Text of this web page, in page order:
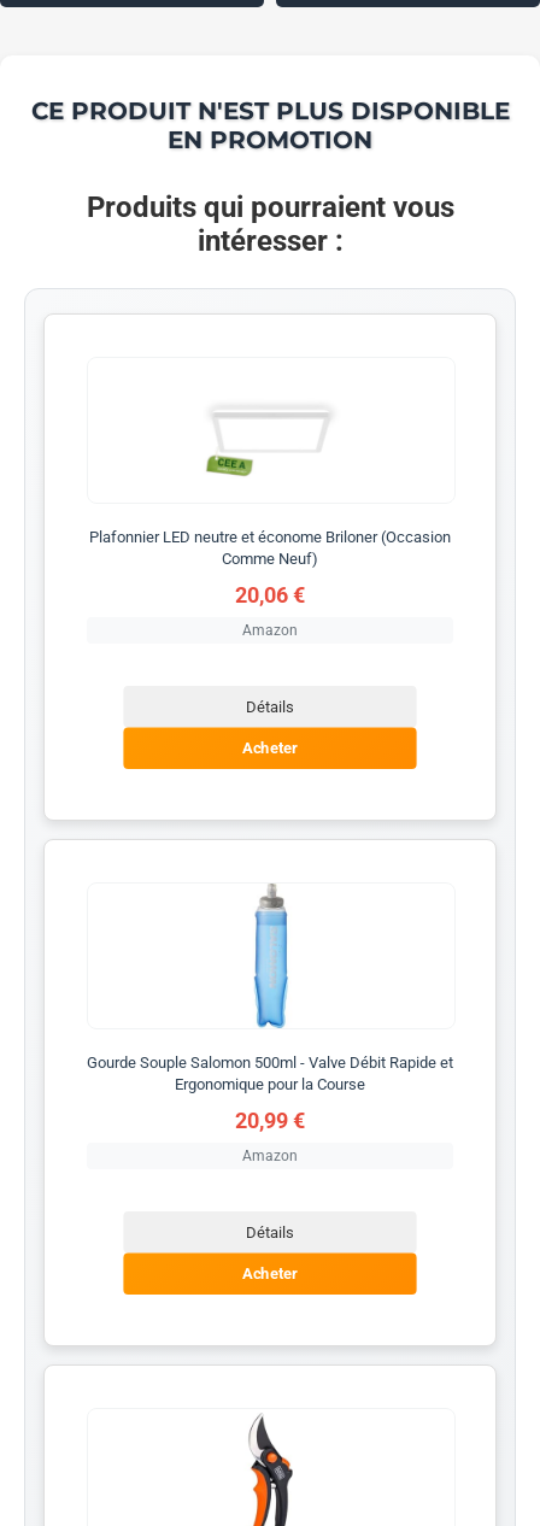
CE PRODUIT N'EST PLUS DISPONIBLE
EN PROMOTION
Produits qui pourraient vous
intéresser :
Plafonnier LED neutre et économe Briloner (Occasion
Comme Neuf)
20,06 €
Amazon
Détails
Acheter
Gourde Souple Salomon 500ml - Valve Débit Rapide et
Ergonomique pour la Course
20,99 €
Amazon
Détails
Acheter